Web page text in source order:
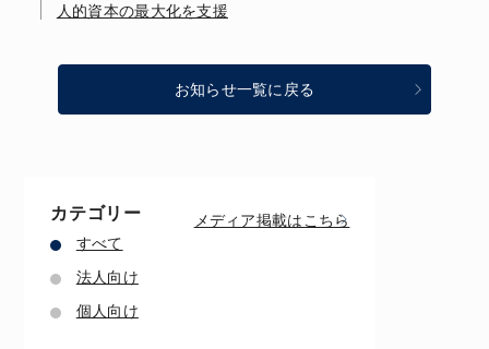
人的資本の最大化を支援
お知らせ一覧に戻る
カテゴリー
すべて
法人向け
個人向け
メディア掲載はこちら